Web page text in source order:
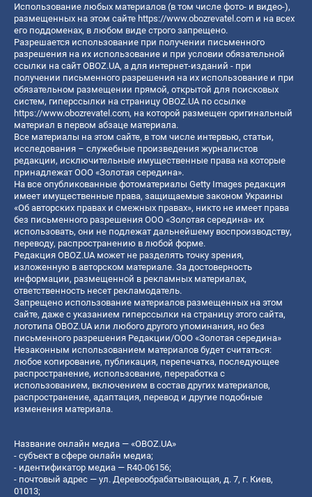
Использование любых материалов (в том числе фото- и видео-),
размещенных на этом сайте https://www.obozrevatel.com и на всех
его поддоменах, в любом виде строго запрещено.
Разрешается использование при получении письменного
разрешения на их использование и при условии обязательной
ссылки на сайт OBOZ.UA, а для интернет-изданий - при
получении письменного разрешения на их использование и при
обязательном размещении прямой, открытой для поисковых
систем, гиперссылки на страницу OBOZ.UA по ссылке
https://www.obozrevatel.com, на которой размещен оригинальный
материал в первом абзаце материала.
Все материалы на этом сайте, в том числе интервью, статьи,
исследования – служебные произведения журналистов
редакции, исключительные имущественные права на которые
принадлежат ООО «Золотая середина».
На все опубликованные фотоматериалы Getty Images редакция
имеет имущественные права, защищаемые законом Украины
«Об авторских правах и смежных правах», никто не имеет права
без письменного разрешения ООО «Золотая середина» их
использовать, они не подлежат дальнейшему воспроизводству,
переводу, распространению в любой форме.
Редакция OBOZ.UA может не разделять точку зрения,
изложенную в авторском материале. За достоверность
информации, размещенной в рекламных материалах,
ответственность несет рекламодатель.
Запрещено использование материалов размещенных на этом
сайте, даже с указанием гиперссылки на страницу этого сайта,
логотипа OBOZ.UA или любого другого упоминания, но без
письменного разрешения Редакции/ООО «Золотая середина»
Незаконным использованием материалов будет считаться:
любое копирование, публикация, перепечатка, последующее
распространение, использование, переработка с
использованием, включением в состав других материалов,
распространение, адаптация, перевод и другие подобные
изменения материала.
Название онлайн медиа — «OBOZ.UA»
- субъект в сфере онлайн медиа;
- идентификатор медиа — R40-06156;
- почтовый адрес — ул. Деревообрабатывающая, д. 7, г. Киев,
01013;